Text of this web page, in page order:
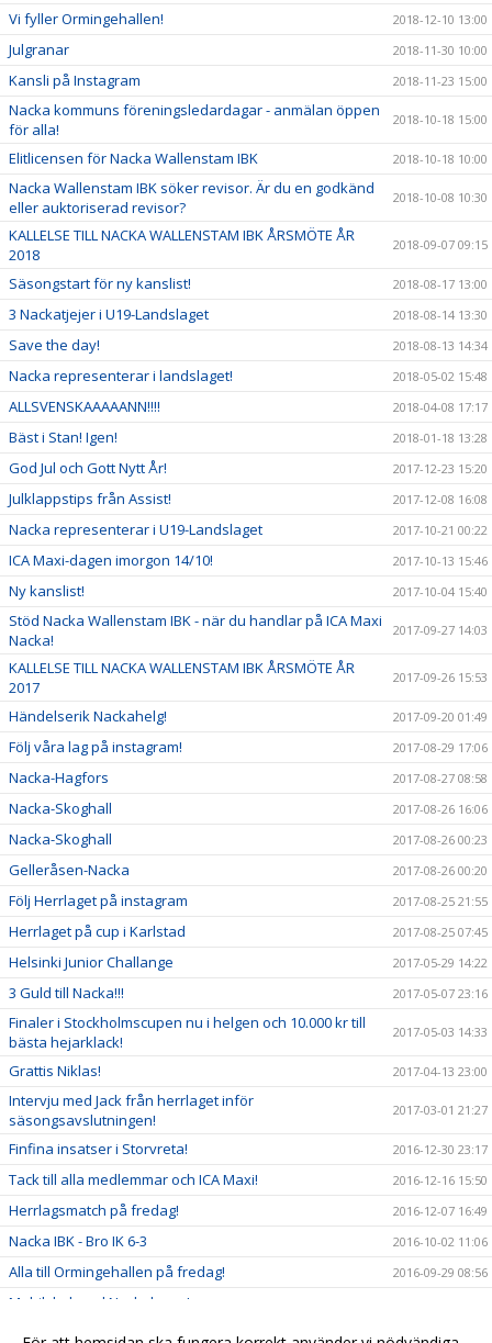
Vi fyller Ormingehallen! 2018-12-10 13:00
Julgranar 2018-11-30 10:00
Kansli på Instagram 2018-11-23 15:00
Nacka kommuns föreningsledardagar - anmälan öppen
för alla!
2018-10-18 15:00
Elitlicensen för Nacka Wallenstam IBK 2018-10-18 10:00
Nacka Wallenstam IBK söker revisor. Är du en godkänd
eller auktoriserad revisor?
2018-10-08 10:30
KALLELSE TILL NACKA WALLENSTAM IBK ÅRSMÖTE ÅR
2018
2018-09-07 09:15
Säsongstart för ny kanslist! 2018-08-17 13:00
3 Nackatjejer i U19-Landslaget 2018-08-14 13:30
Save the day! 2018-08-13 14:34
Nacka representerar i landslaget! 2018-05-02 15:48
ALLSVENSKAAAAANN!!!! 2018-04-08 17:17
Bäst i Stan! Igen! 2018-01-18 13:28
God Jul och Gott Nytt År! 2017-12-23 15:20
Julklappstips från Assist! 2017-12-08 16:08
Nacka representerar i U19-Landslaget 2017-10-21 00:22
ICA Maxi-dagen imorgon 14/10! 2017-10-13 15:46
Ny kanslist! 2017-10-04 15:40
Stöd Nacka Wallenstam IBK - när du handlar på ICA Maxi
Nacka!
2017-09-27 14:03
KALLELSE TILL NACKA WALLENSTAM IBK ÅRSMÖTE ÅR
2017
2017-09-26 15:53
Händelserik Nackahelg! 2017-09-20 01:49
Följ våra lag på instagram! 2017-08-29 17:06
Nacka-Hagfors 2017-08-27 08:58
Nacka-Skoghall 2017-08-26 16:06
Nacka-Skoghall 2017-08-26 00:23
Gelleråsen-Nacka 2017-08-26 00:20
Följ Herrlaget på instagram 2017-08-25 21:55
Herrlaget på cup i Karlstad 2017-08-25 07:45
Helsinki Junior Challange 2017-05-29 14:22
3 Guld till Nacka!!! 2017-05-07 23:16
Finaler i Stockholmscupen nu i helgen och 10.000 kr till
bästa hejarklack!
2017-05-03 14:33
Grattis Niklas! 2017-04-13 23:00
Intervju med Jack från herrlaget inför
säsongsavslutningen!
2017-03-01 21:27
Finfina insatser i Storvreta! 2016-12-30 23:17
Tack till alla medlemmar och ICA Maxi! 2016-12-16 15:50
Herrlagsmatch på fredag! 2016-12-07 16:49
Nacka IBK - Bro IK 6-3 2016-10-02 11:06
Alla till Ormingehallen på fredag! 2016-09-29 08:56
Mobilskal med Nackalogga!
Se dam och herrlaget och bidra till framtiden! 2016-09-20 13:38